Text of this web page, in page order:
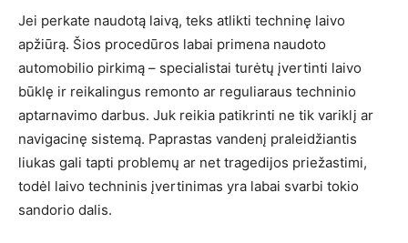
Jei perkate naudotą laivą, teks atlikti techninę laivo
apžiūrą. Šios procedūros labai primena naudoto
automobilio pirkimą – specialistai turėtų įvertinti laivo
būklę ir reikalingus remonto ar reguliaraus techninio
aptarnavimo darbus. Juk reikia patikrinti ne tik variklį ar
navigacinę sistemą. Paprastas vandenį praleidžiantis
liukas gali tapti problemų ar net tragedijos priežastimi,
todėl laivo techninis įvertinimas yra labai svarbi tokio
sandorio dalis.